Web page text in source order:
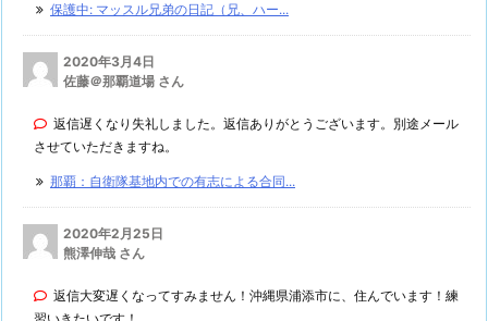
保護中: マッスル兄弟の日記（兄、ハー...
2020年3月4日
佐藤＠那覇道場 さん
返信遅くなり失礼しました。返信ありがとうございます。別途メール
させていただきますね。
那覇：自衛隊基地内での有志による合同...
2020年2月25日
熊澤伸哉 さん
返信大変遅くなってすみません！沖縄県浦添市に、住んでいます！練